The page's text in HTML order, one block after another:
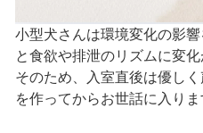
小型犬さんは環境変化の影
と食欲や排泄のリズムに変化
そのため、入室直後は優し
を作ってからお世話に入りま